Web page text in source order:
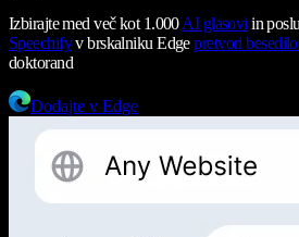
Izbirajte med več kot 1.000AI glasovi in
Speechifyv brskalniku Edgepretvori
doktorand
Dodajte v Edge